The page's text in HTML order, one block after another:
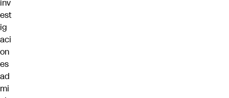
inv
est
ig
aci
on
es
ad
mi